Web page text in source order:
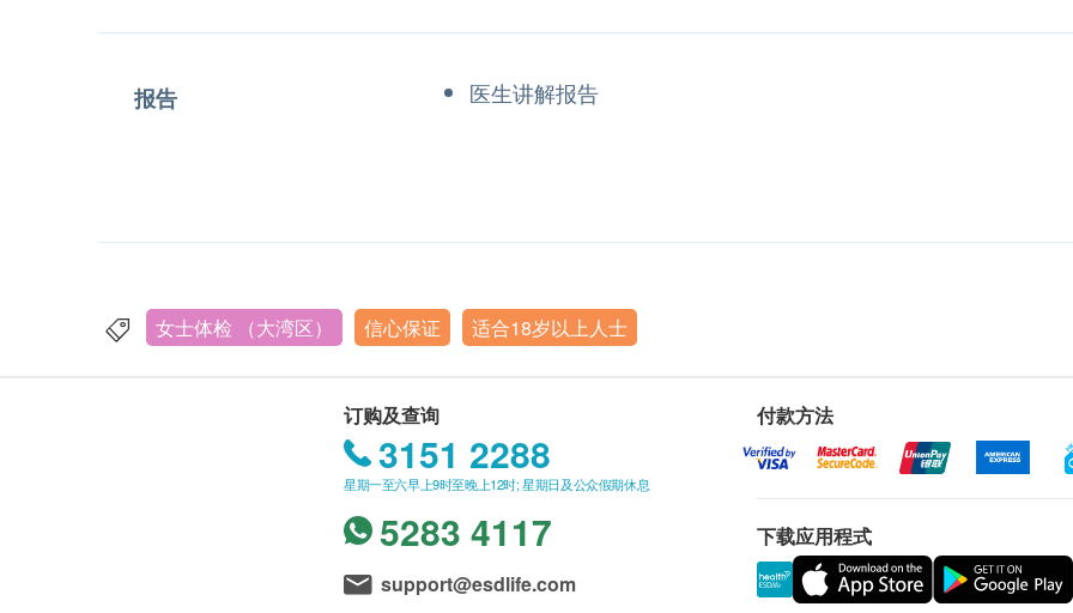
报告 医生讲解报告
女士体检 （大湾区） 信心保证 适合18岁以上人士
订购及查询
3151 2288
星期一至六早上9时至晚上12时; 星期日及公众假期休息
5283 4117
support@esdlife.com
付款方法
下载应用程式